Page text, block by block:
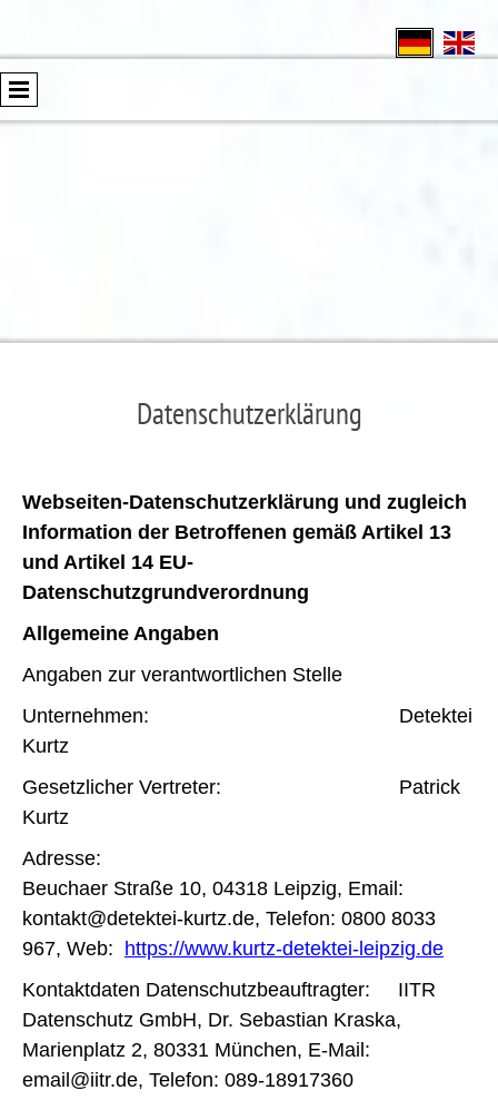
Datenschutzerklärung
Webseiten-Datenschutzerklärung und zugleich
Information der Betroffenen gemäß Artikel 13
und Artikel 14 EU-
Datenschutzgrundverordnung
Allgemeine Angaben
Angaben zur verantwortlichen Stelle
Unternehmen: Detektei
Kurtz
Gesetzlicher Vertreter: Patrick
Kurtz
Adresse:
Beuchaer Straße 10, 04318 Leipzig, Email:
kontakt@detektei-kurtz.de, Telefon: 0800 8033
967, Web: https://www.kurtz-detektei-leipzig.de
Kontaktdaten Datenschutzbeauftragter: IITR
Datenschutz GmbH, Dr. Sebastian Kraska,
Marienplatz 2, 80331 München, E-Mail:
email@iitr.de, Telefon: 089-18917360